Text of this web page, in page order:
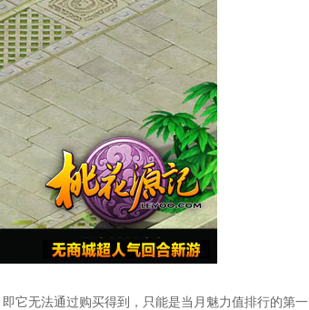
无法通过购买得到，只能是当月魅力值排行的第一